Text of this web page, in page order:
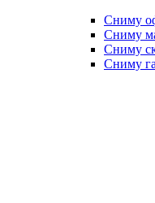
Сниму
Сниму
Сниму
Сниму